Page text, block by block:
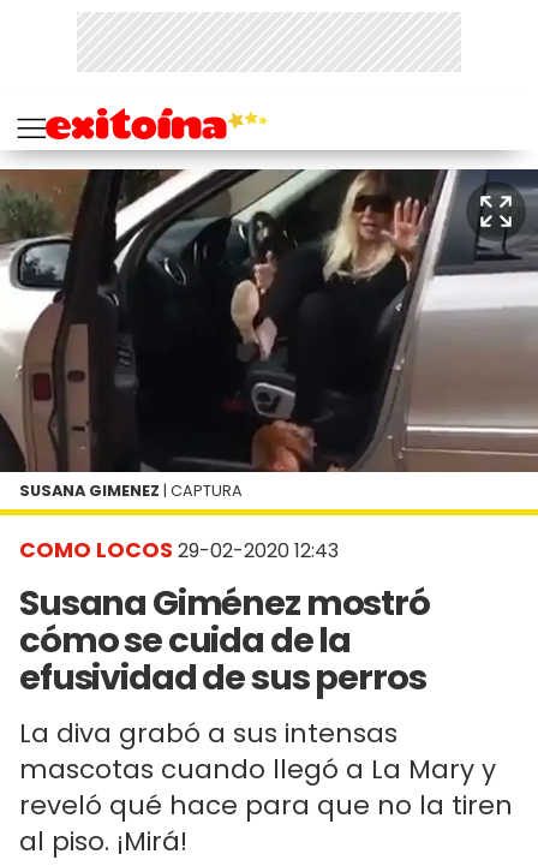
COMO LOCOS 29-02-2020 12:43
Susana Giménez mostró
cómo se cuida de la
efusividad de sus perros
La diva grabó a sus intensas
mascotas cuando llegó a La Mary y
reveló qué hace para que no la tiren
al piso. ¡Mirá!
SUSANA GIMENEZ | CAPTURA